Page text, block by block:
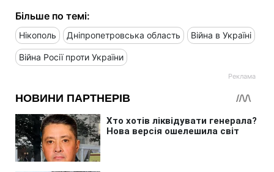
Більше по темі:
Нікополь Дніпропетровська область Війна в Україні
Війна Росії проти України